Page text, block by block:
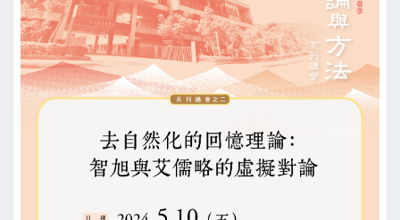
論》
注
疏
中
的
認
知
理